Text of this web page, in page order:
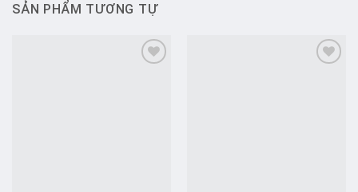
SẢN PHẨM TƯƠNG TỰ